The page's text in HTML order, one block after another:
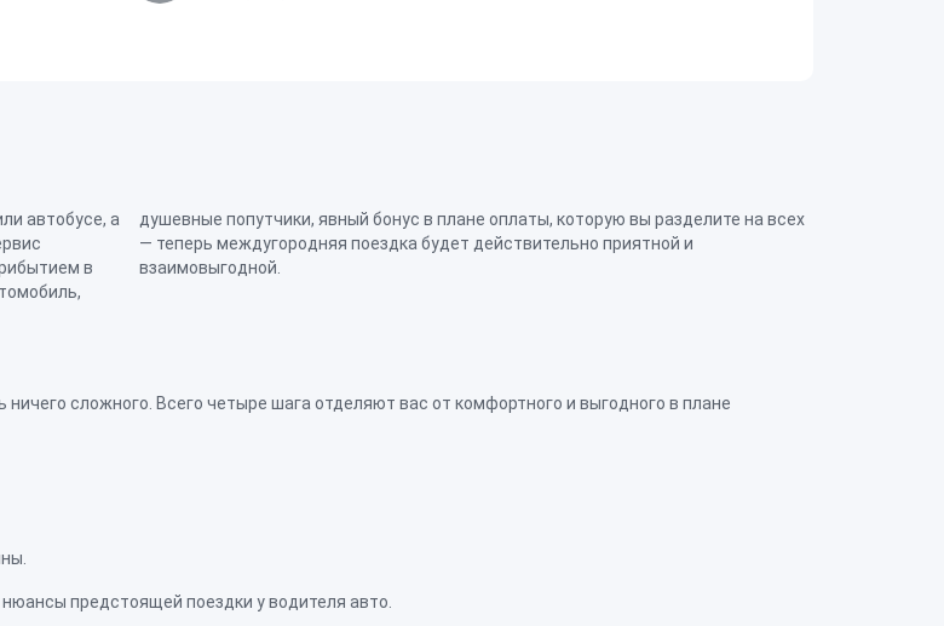
автобусе, а
в
на всех
и
взаимовыгодной.
сложного. Всего четыре шага отделяют вас от комфортного и выгодного в плане
предстоящей поездки у водителя авто.